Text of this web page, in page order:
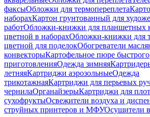
факсыОбложки для термопереплета
наборахКартон грунтованный для
работОбложки-книжки для планшетных
цветной в наборахОбложки-книжки для
цветной для поделокОбогреватели
конвекторыКартофельное пюре быстрого
приготовленияОдежда зимняя
летняяКартриджи аэрозольныеОдежда
трикотажнаяКартриджи для перьевых
чернилаОрганайзерыКартриджи для
сухофруктыОсвежители воздуха и
струйных принтеров и МФУОсушители